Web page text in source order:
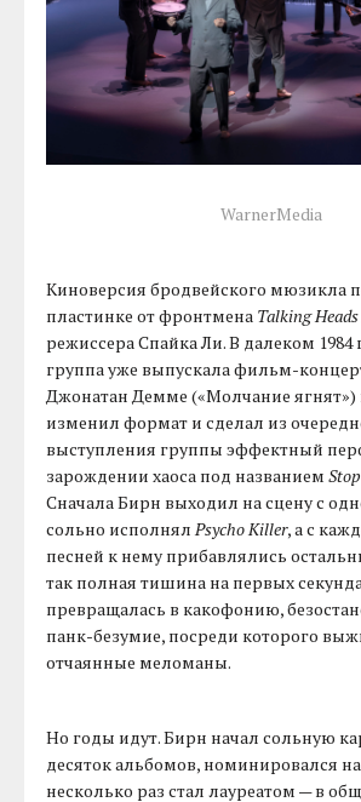
WarnerMedia
Киноверсия бродвейского мюзикла
пластинке от фронтмена Talking Heads
режиссера Спайка Ли. В далеком 1984
группа уже выпускала фильм-
Джонатан Демме («Молчание ягнят»)
изменил формат и сделал из
выступления группы эффектный
зарождении хаоса под названием
Сначала Бирн выходил на сцену с
сольно исполнял Psycho Killer, а с
песней к нему прибавлялись
так полная тишина на первых
превращалась в какофонию,
панк-безумие, посреди которого
отчаянные меломаны.
Но годы идут. Бирн начал сольную
десяток альбомов, номинировался
несколько раз стал лауреатом — в